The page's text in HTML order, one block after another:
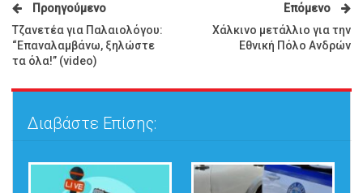
Προηγούμενο
Τζανετέα για Παλαιολόγου:
“Επαναλαμβάνω, ξηλώστε
τα όλα!” (video)
Επόμενο
Χάλκινο μετάλλιο για την
Εθνική Πόλο Ανδρών
Διαβάστε Επίσης: